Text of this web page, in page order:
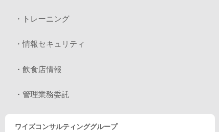
・トレーニング
・情報セキュリティ
・飲食店情報
・管理業務委託
ワイズコンサルティンググループ